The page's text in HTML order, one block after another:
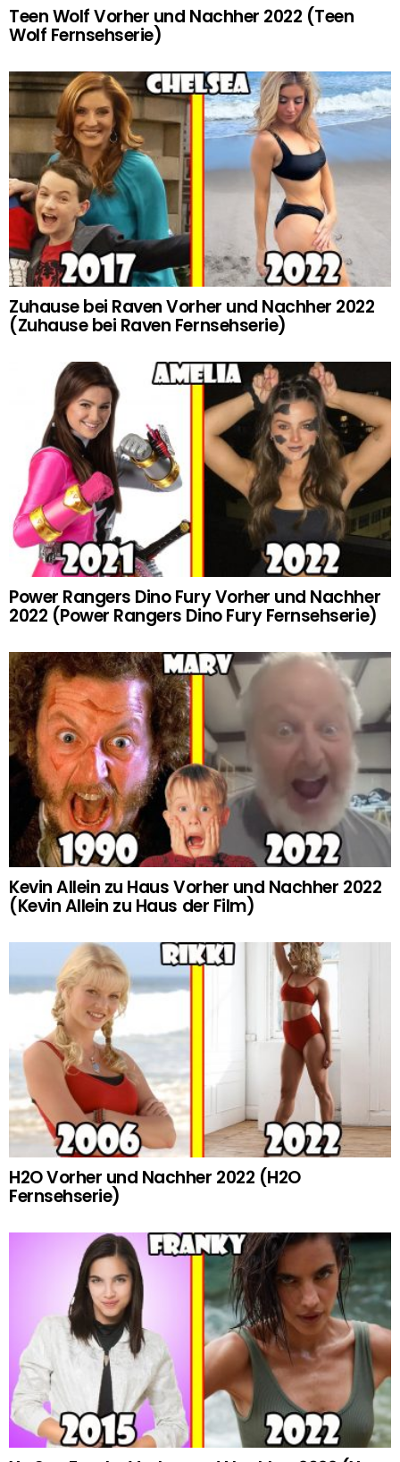
Teen Wolf Vorher und Nachher 2022 (Teen
Wolf Fernsehserie)
Zuhause bei Raven Vorher und Nachher 2022
(Zuhause bei Raven Fernsehserie)
Power Rangers Dino Fury Vorher und Nachher
2022 (Power Rangers Dino Fury Fernsehserie)
Kevin Allein zu Haus Vorher und Nachher 2022
(Kevin Allein zu Haus der Film)
H2O Vorher und Nachher 2022 (H2O
Fernsehserie)